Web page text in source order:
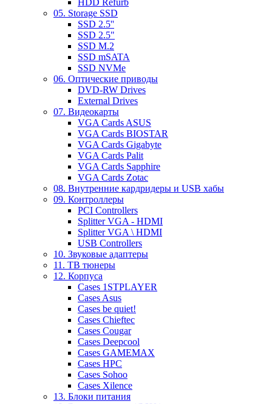
HDD Refurb
05. Storage SSD
SSD 2.5''
SSD 2.5"
SSD M.2
SSD mSATA
SSD NVMe
06. Оптические приводы
DVD-RW Drives
External Drives
07. Видеокарты
VGA Cards ASUS
VGA Cards BIOSTAR
VGA Cards Gigabyte
VGA Cards Palit
VGA Cards Sapphire
VGA Cards Zotac
08. Внутренние кардридеры и USB хабы
09. Контроллеры
PCI Controllers
Splitter VGA - HDMI
Splitter VGA \ HDMI
USB Controllers
10. Звуковые адаптеры
11. ТВ тюнеры
12. Корпуса
Cases 1STPLAYER
Cases Asus
Cases be quiet!
Cases Chieftec
Cases Cougar
Cases Deepcool
Cases GAMEMAX
Cases HPC
Cases Sohoo
Cases Xilence
13. Блоки питания